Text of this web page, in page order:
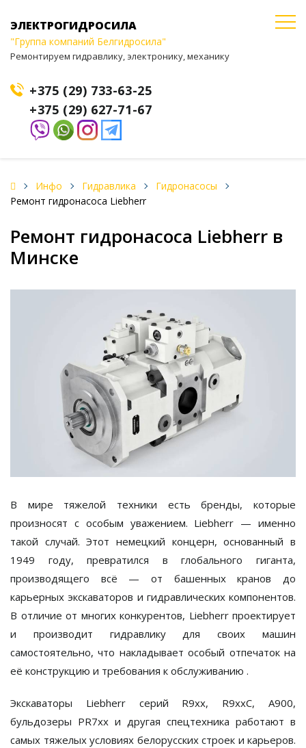
ЭЛЕКТРОГИДРОСИЛА
"Группа компаний Белгидросила"
Ремонтируем гидравлику, электронику, механику
+375 (29) 733-63-25
+375 (29) 627-71-67
Инфо Гидравлика
Гидронасосы
Ремонт гидронасоса Liebherr
Ремонт гидронасоса Liebherr в
Минске
В мире тяжелой техники есть бренды, которые
произносят с особым уважением. Liebherr — именно
такой случай. Этот немецкий концерн, основанный в
1949 году, превратился в глобального гиганта,
производящего всё — от башенных кранов до
карьерных экскаваторов и гидравлических компонентов.
В отличие от многих конкурентов, Liebherr проектирует
и производит гидравликудля своих машин
самостоятельно, что накладывает особый отпечаток на
её конструкцию и требования к обслуживанию .
Экскаваторы Liebherr серий R9xx, R9xxC, A900,
бульдозеры PR7xx и другая спецтехника работают в
самых тяжелых условиях белорусских строек и карьеров.